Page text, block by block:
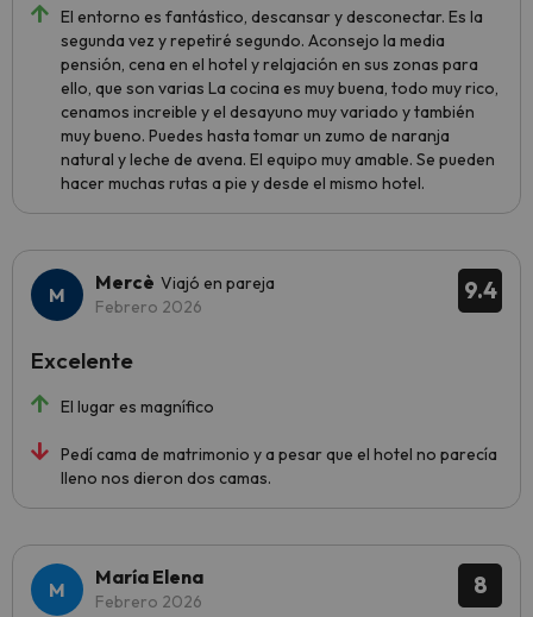
El entorno es fantástico, descansar y desconectar. Es la
segunda vez y repetiré segundo. Aconsejo la media
pensión, cena en el hotel y relajación en sus zonas para
ello, que son varias La cocina es muy buena, todo muy rico,
cenamos increible y el desayuno muy variado y también
muy bueno. Puedes hasta tomar un zumo de naranja
natural y leche de avena. El equipo muy amable. Se pueden
hacer muchas rutas a pie y desde el mismo hotel.
9.4
Mercè Viajó en pareja
Febrero 2026
El lugar es magnífico
Pedí cama de matrimonio y a pesar que el hotel no parecía
lleno nos dieron dos camas.
Excelente
8
María Elena
Febrero 2026